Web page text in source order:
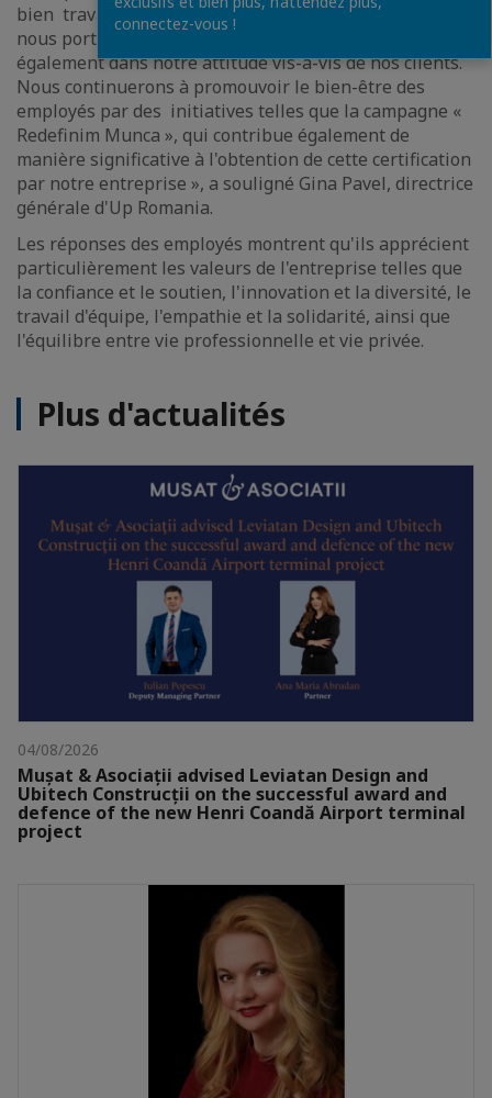
bien travailler ». La certification reflète l'attention que
nous portons à nos employés, ce qui se traduit
également dans notre attitude vis-à-vis de nos clients.
Nous continuerons à promouvoir le bien-être des
employés par des initiatives telles que la campagne «
Redefinim Munca », qui contribue également de
manière significative à l'obtention de cette certification
par notre entreprise », a souligné Gina Pavel, directrice
générale d'Up Romania.
Les réponses des employés montrent qu'ils apprécient
particulièrement les valeurs de l'entreprise telles que
la confiance et le soutien, l'innovation et la diversité, le
travail d'équipe, l'empathie et la solidarité, ainsi que
l'équilibre entre vie professionnelle et vie privée.
Plus d'actualités
04/08/2026
Mușat & Asociații advised Leviatan Design and
Ubitech Construcții on the successful award and
defence of the new Henri Coandă Airport terminal
project
connectez-vous !